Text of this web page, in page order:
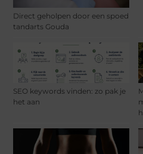
Direct geholpen door een spoed
tandarts Gouda
SEO keywords vinden: zo pak je
het aan